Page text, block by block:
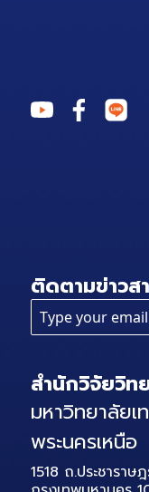
ติดตามข่าวสาร
สำนักวิจัยวิท
มหาวิทยาลัยเ
พระนครเหนือ
1518 ถ.ประชารา
กรุงเทพมหานคร